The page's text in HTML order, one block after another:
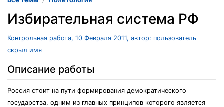
Избирательная система РФ
Контрольная работа, 10 Февраля 2011, автор: пользователь
скрыл имя
Описание работы
Россия стоит на пути формирования демократического
государства, одним из главных принципов которого является